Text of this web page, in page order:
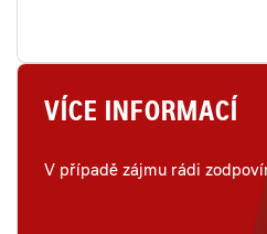
VÍCE INFORMACÍ
V případě zájmu rádi